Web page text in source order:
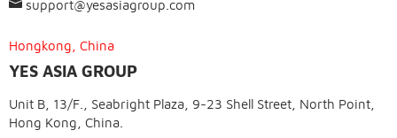
support@yesasiagroup.com
Hongkong, China
YES ASIA GROUP
Unit B, 13/F., Seabright Plaza, 9-23 Shell Street, North Point,
Hong Kong, China.